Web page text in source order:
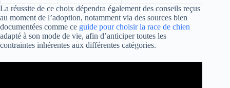
La réussite de ce choix dépendra également des conseils reçus
au moment de l’adoption, notamment via des sources bien
documentées comme ce guide pour choisir la race de chien
adapté à son mode de vie, afin d’anticiper toutes les
contraintes inhérentes aux différentes catégories.